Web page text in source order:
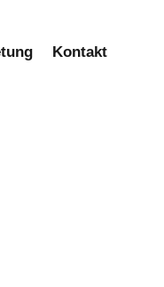
Kontakt